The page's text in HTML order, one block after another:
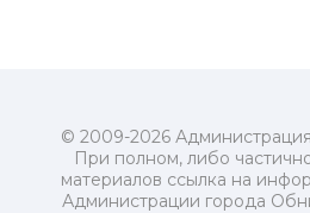
© 2009-2026
При полном, либо
материалов ссылка на
Администрации города